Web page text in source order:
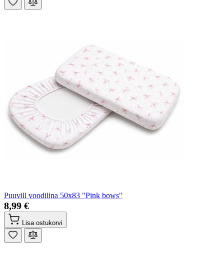
Puuvill voodilina 50x83 "Pink bows"
8,99 €
Lisa ostukorvi